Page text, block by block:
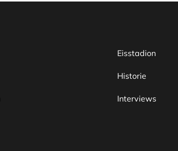
Eisstadion
Historie
Interviews